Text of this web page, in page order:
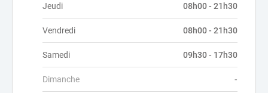
Jeudi 08h00 - 21h30
Vendredi 08h00 - 21h30
Samedi 09h30 - 17h30
Dimanche -